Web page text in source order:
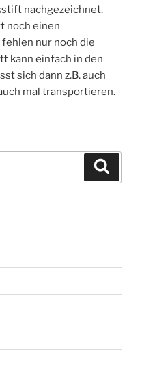
nachgezeichnet.
noch einen
nur noch die
kann einfach in den
sich dann z.B. auch
mal transportieren.